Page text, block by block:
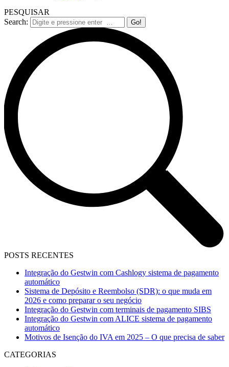
PESQUISAR
Search:
POSTS RECENTES
Integração do Gestwin com Cashlogy sistema de pagamento
automático
Sistema de Depósito e Reembolso (SDR): o que muda em
2026 e como preparar o seu negócio
Integração do Gestwin com terminais de pagamento SIBS
Integração do Gestwin com ALICE sistema de pagamento
automático
Motivos de Isenção do IVA em 2025 – O que precisa de saber
CATEGORIAS